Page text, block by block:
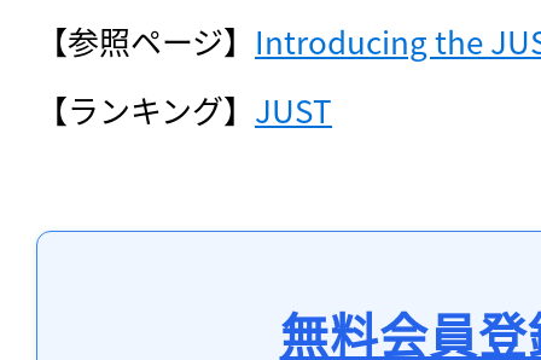
【参照ページ】 Introducing the
【ランキング】 JUST
無料会員